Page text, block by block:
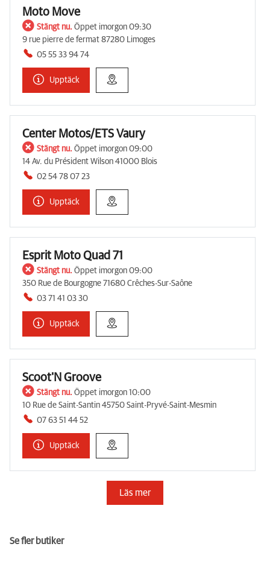
Moto Move
Stängt nu. Öppet imorgon 09:30
9 rue pierre de fermat 87280 Limoges
05 55 33 94 74
Upptäck
Center Motos/ETS Vaury
Stängt nu. Öppet imorgon 09:00
14 Av. du Président Wilson 41000 Blois
02 54 78 07 23
Upptäck
Esprit Moto Quad 71
Stängt nu. Öppet imorgon 09:00
350 Rue de Bourgogne 71680 Crêches-Sur-Saône
03 71 41 03 30
Upptäck
Scoot'N Groove
Stängt nu. Öppet imorgon 10:00
10 Rue de Saint-Santin 45750 Saint-Pryvé-Saint-Mesmin
07 63 51 44 52
Upptäck
Läs mer
Se fler butiker